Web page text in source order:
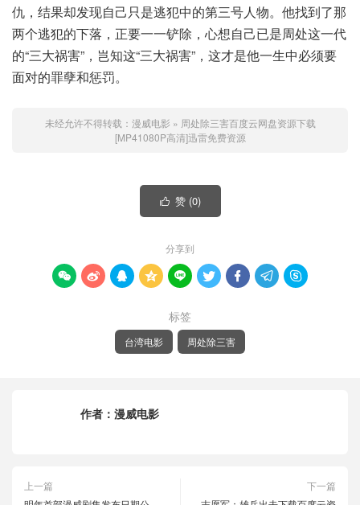
仇，结果却发现自己只是逃犯中的第三号人物。他找到了那
两个逃犯的下落，正要一一铲除，心想自己已是周处这一代
的“三大祸害”，岂知这“三大祸害”，这才是他一生中必须要
面对的罪孽和惩罚。
未经允许不得转载： 漫威电影 » 周处除三害百度云网盘资源下载
[MP41080P高清]迅雷免费资源
 赞 (0)
分享到
        
标签
台湾电影 周处除三害
作者： 漫威电影
上一篇
下一篇